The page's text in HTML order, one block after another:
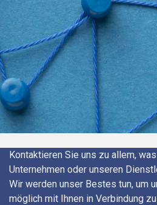
Kontaktieren Sie uns zu allem,
Unternehmen oder unseren
Wir werden unser Bestes tun, um
möglich mit Ihnen in Verbindung